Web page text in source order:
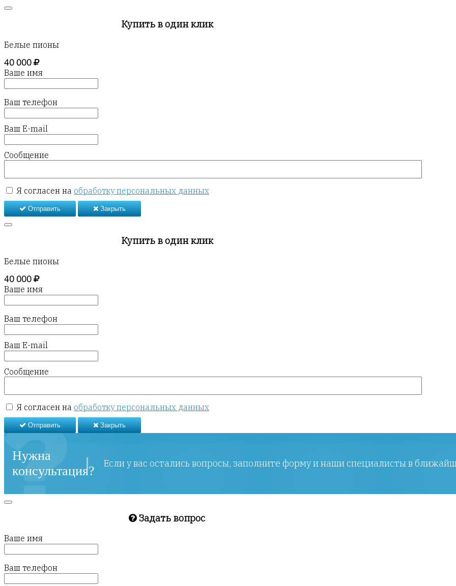
Купить в один клик
Белые пионы
40 000
Ваше имя
Ваш телефон
Ваш E-mail
Сообщение
Я согласен на обработку персональных данных
Отправить Закрыть
Купить в один клик
Белые пионы
40 000
Ваше имя
Ваш телефон
Ваш E-mail
Сообщение
Я согласен на обработку персональных данных
Отправить Закрыть
Нужна
консультация?
Если у вас остались вопросы, заполните форму и наши специалисты в
Задать вопрос
Ваше имя
Ваш телефон